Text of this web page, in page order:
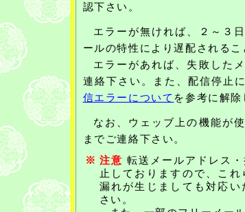
認下さい。
エラーが無ければ、２～３
ールの特性により遅配されるこ
エラーがあれば、失敗した
連絡下さい。また、配信停止
信エラーについて を参考に解除
なお、ウェッブ上の機能が
までご連絡下さい。
※ 注意 転送メールアドレス
止しておりますので、こ
漏れが生じましても対応
さい。